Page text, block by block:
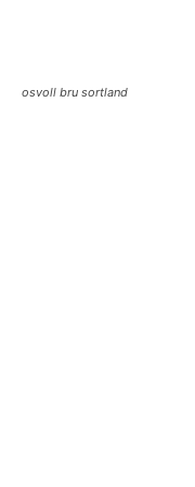
osvoll bru sortland